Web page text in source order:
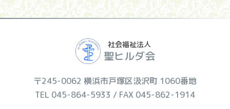
社会福祉法人
聖ヒルダ会
〒245-0062 横浜市戸塚区汲沢町 1060番地
TEL 045-864-5933 / FAX 045-862-1914